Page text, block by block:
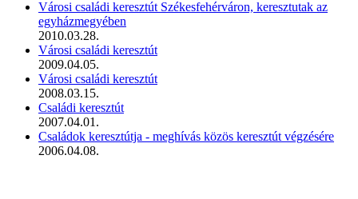
Városi családi keresztút Székesfehérváron, keresztutak az
egyházmegyében
2010.03.28.
Városi családi keresztút
2009.04.05.
Városi családi keresztút
2008.03.15.
Családi keresztút
2007.04.01.
Családok keresztútja - meghívás közös keresztút végzésére
2006.04.08.